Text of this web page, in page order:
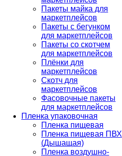
Пакеты майка для
маркетплейсов
Пакеты с бегунком
для маркетплейсов
Пакеты со скотчем
для маркетплейсов
Плёнки для
маркетплейсов
Скотч для
маркетплейсов
Фасовочные пакеты
для маркетплейсов
Пленка упаковочная
Пленка пищевая
Пленка пищевая ПВХ
(Дышащая)
Пленка воздушно-